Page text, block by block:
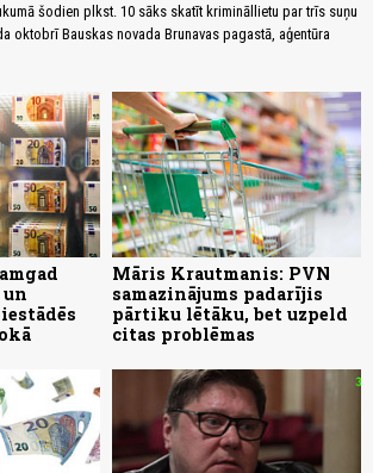
šodien plkst. 10 sāks skatīt krimināllietu par trīs suņu
oktobrī Bauskas novada Brunavas pagastā, aģentūra
un
Māris Krautmanis: PVN
samazinājums padarījis
pārtiku lētāku, bet uzpeld
citas problēmas